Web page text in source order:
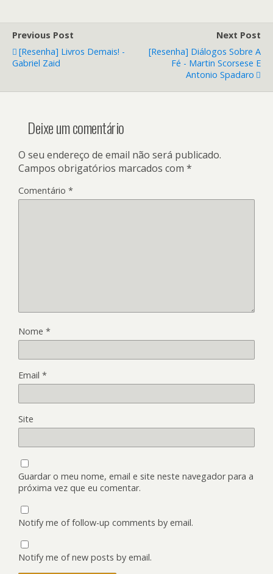
Previous Post
[Resenha] Livros Demais! -
Gabriel Zaid
Next Post
[Resenha] Diálogos Sobre A
Fé - Martin Scorsese E
Antonio Spadaro
Deixe um comentário
O seu endereço de email não será publicado.
Campos obrigatórios marcados com *
Comentário *
Nome *
Email *
Site
Guardar o meu nome, email e site neste navegador para a
próxima vez que eu comentar.
Notify me of follow-up comments by email.
Notify me of new posts by email.